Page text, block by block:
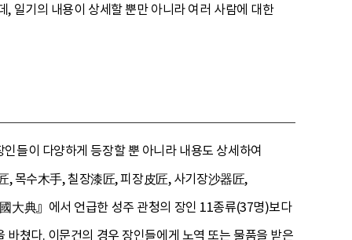
일기의 내용이 상세할 뿐만 아니라 여러 사람에 대한
들이 다양하게 등장할 뿐 아니라 내용도 상세하여
, 목수木手, 칠장漆匠, 피장皮匠, 사기장沙器匠,
大典』에서 언급한 성주 관청의 장인 11종류(37명)보다
쳤다. 이문건의 경우 장인들에게 노역 또는 물품을 받은